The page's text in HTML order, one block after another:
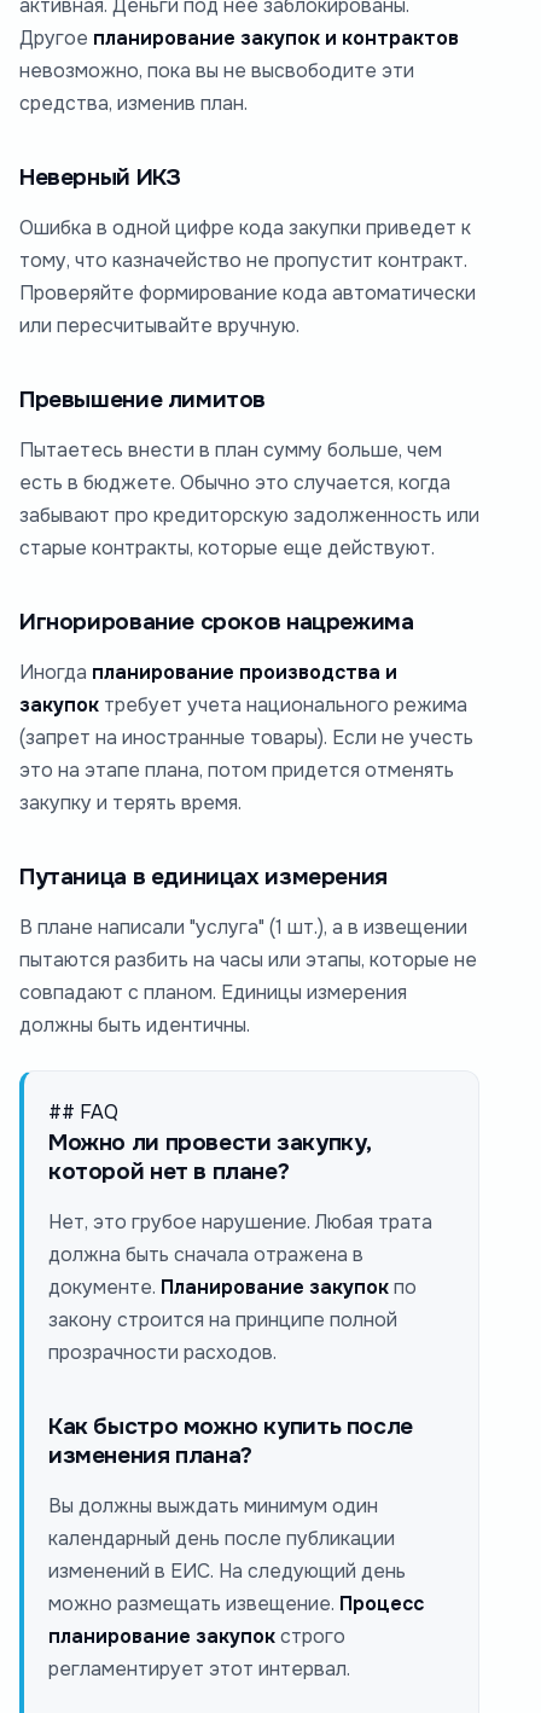
активная. Деньги под нее заблокированы.
Другое планирование закупок и контрактов
невозможно, пока вы не высвободите эти
средства, изменив план.
Неверный ИКЗ
Ошибка в одной цифре кода закупки приведет к
тому, что казначейство не пропустит контракт.
Проверяйте формирование кода автоматически
или пересчитывайте вручную.
Превышение лимитов
Пытаетесь внести в план сумму больше, чем
есть в бюджете. Обычно это случается, когда
забывают про кредиторскую задолженность или
старые контракты, которые еще действуют.
Игнорирование сроков нацрежима
Иногда планирование производства и
закупок требует учета национального режима
(запрет на иностранные товары). Если не учесть
это на этапе плана, потом придется отменять
закупку и терять время.
Путаница в единицах измерения
В плане написали "услуга" (1 шт.), а в извещении
пытаются разбить на часы или этапы, которые не
совпадают с планом. Единицы измерения
должны быть идентичны.
## FAQ
Можно ли провести закупку,
которой нет в плане?
Нет, это грубое нарушение. Любая трата
должна быть сначала отражена в
документе. Планирование закупокпо
закону строится на принципе полной
прозрачности расходов.
Как быстро можно купить после
изменения плана?
Вы должны выждать минимум один
календарный день после публикации
изменений в ЕИС. На следующий день
можно размещать извещение. Процесс
планирование закупокстрого
регламентирует этот интервал.